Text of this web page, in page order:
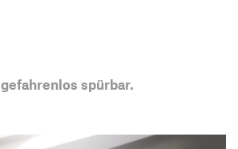
gefahrenlos spürbar.